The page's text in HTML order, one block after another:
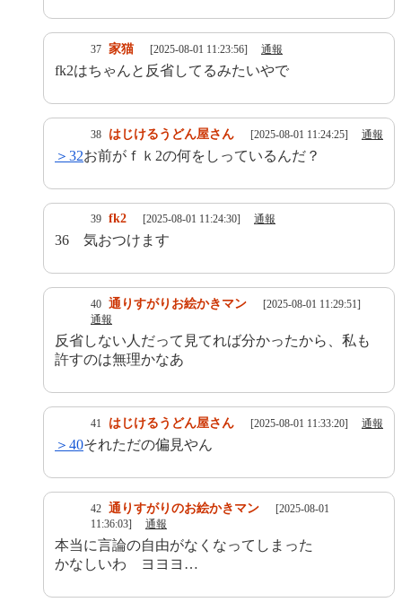
37 家猫 [2025-08-01 11:23:56] 通報
fk2はちゃんと反省してるみたいやで
38 はじけるうどん屋さん [2025-08-01 11:24:25] 通報
＞32お前がｆｋ2の何をしっているんだ？
39 fk2 [2025-08-01 11:24:30] 通報
36 気おつけます
40 通りすがりお絵かきマン
[2025-08-01 11:29:51]
通報
反省しない人だって見てれば分かったから、私も
許すのは無理かなあ
41 はじけるうどん屋さん [2025-08-01 11:33:20] 通報
＞40それただの偏見やん
42 通りすがりのお絵かきマン
[2025-08-01
11:36:03]
通報
本当に言論の自由がなくなってしまった
かなしいわ ヨヨヨ…